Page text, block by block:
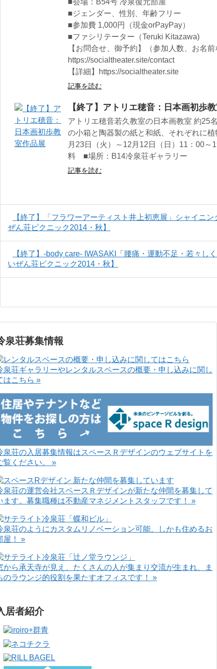
■会場：B54号 冷泉復元部屋
■ジェンダー、性別、年齢フリー
■参加費 1,000円（現金orPayPay）
■ファシリテーター（Teruki Kitazawa)
【お問合せ、御予約】（参加人数、お名
https://socialtheater.site/contact
【詳細】https://socialtheater.site
記事を読む
【終了】アトリエ穂音：日本画初歩
アトリエ穂音若久教室の日本画教室 約25
の小箱と陶器製の紙と和紙、それぞれに
月23日（火）～12月12日（日）11：00～
料 ■場所：B14冷泉荘ギャラリー
記事を読む
【終了】「フラワーアーティスト井上初恵展」シャイニ
ぜん荘ピクニック2014・秋】
【終了】-body care- IWASAKI「腰痛・運動不足・若々し
いぜん荘ピクニック2014・秋】
泉荘募集情報
泉荘ギャラリーやレンタルスペースの概要・申し込みに関し
はこちら »
泉荘の入居募集情報はスペースＲデザインのウェブサイトを
覧ください。 »
泉荘の運営会社スペースＲデザインが新たな仲間を募集して
ます。募集職種は不動産マネジメントスタッフです！ »
泉荘のようにカスタムリノベーション可能、しかも住めるお
屋！ »
から承天寺が見え、たくさんの人が集まり交流が生まれ、ま
のラウンジ的役割を果たすオフィスです！ »
居者紹介